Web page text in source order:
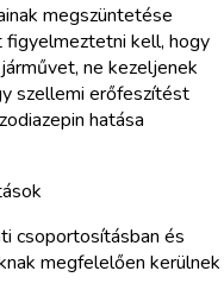
megszüntetése
kell, hogy
ne kezeljenek
szellemi erőfeszítést
hatása
csoportosításban és
megfelelően kerülnek